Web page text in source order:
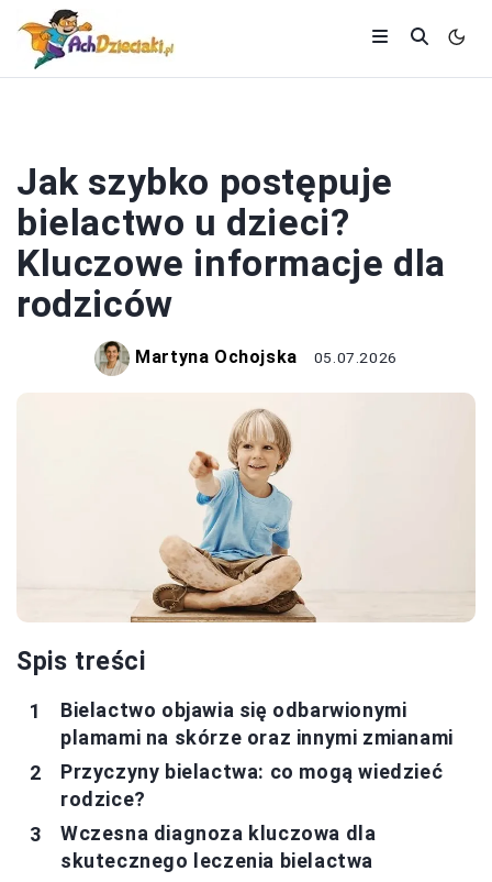
Jak szybko postępuje
bielactwo u dzieci?
Kluczowe informacje dla
rodziców
Martyna Ochojska 05.07.2026
Spis treści
Bielactwo objawia się odbarwionymi
plamami na skórze oraz innymi zmianami
Przyczyny bielactwa: co mogą wiedzieć
rodzice?
Wczesna diagnoza kluczowa dla
skutecznego leczenia bielactwa